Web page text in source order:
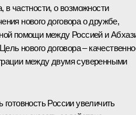
частности, о возможности
нового договора о дружбе,
помощи между Россией и
нового договора –
между двумя суверенными
России увеличить